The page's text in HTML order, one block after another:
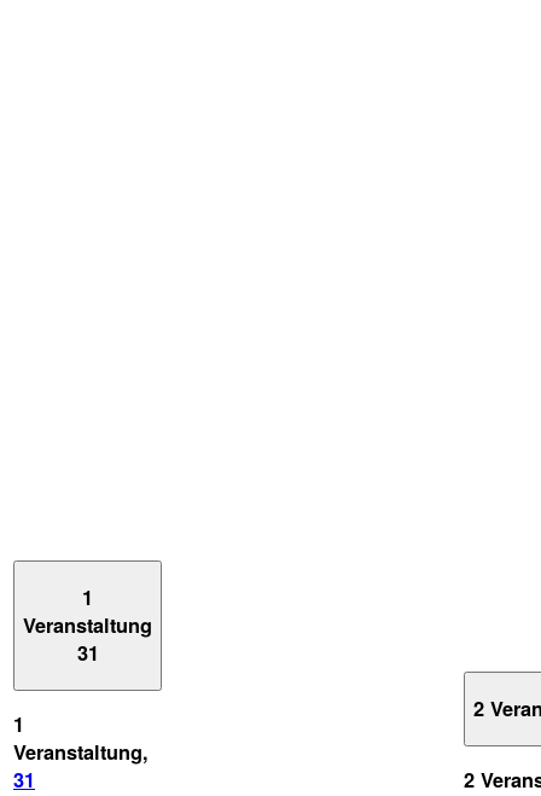
1
Veranstaltung
31
1
Veranstaltung,
31
2
2